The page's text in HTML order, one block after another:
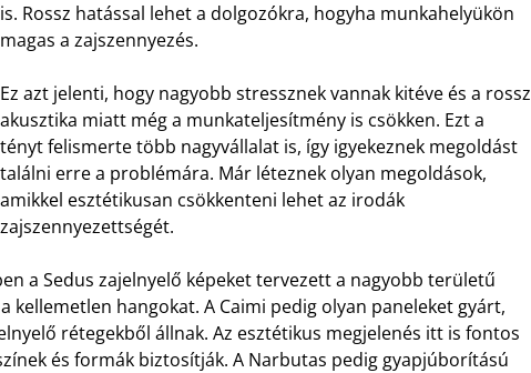
is. Rossz hatással lehet a dolgozókra, hogyha munkahelyükön
magas a zajszennyezés.
Ez azt jelenti, hogy nagyobb stressznek vannak kitéve és a rossz
akusztika miatt még a munkateljesítmény is csökken. Ezt a
tényt felismerte több nagyvállalat is, így igyekeznek megoldást
találni erre a problémára. Már léteznek olyan megoldások,
amikkel esztétikusan csökkenteni lehet az irodák
zajszennyezettségét.
a Sedus zajelnyelő képeket tervezett a nagyobb területű
kellemetlen hangokat. A Caimi pedig olyan paneleket gyárt,
rétegekből állnak. Az esztétikus megjelenés itt is fontos
és formák biztosítják. A Narbutas pedig gyapjúborítású